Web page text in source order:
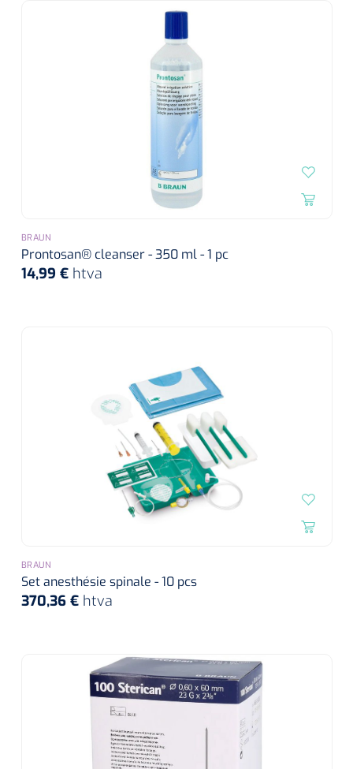
BRAUN
Prontosan® cleanser - 350 ml - 1 pc
14,99 € htva
BRAUN
Set anesthésie spinale - 10 pcs
370,36 € htva